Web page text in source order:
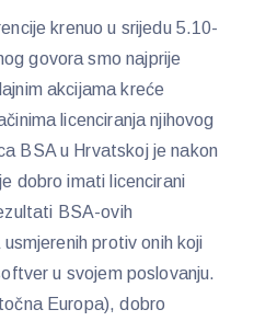
krenuo u srijedu 5.10-
govora smo najprije
akcijama kreće
licenciranja njihovog
BSA u Hrvatskoj je nakon
dobro imati licencirani
BSA-ovih
protiv onih koji
u svojem poslovanju.
Europa), dobro